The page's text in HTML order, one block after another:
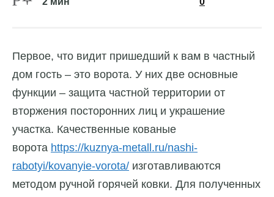
Первое, что видит пришедший к вам в частный
дом гость – это ворота. У них две основные
функции – защита частной территории от
вторжения посторонних лиц и украшение
участка. Качественные кованые
ворота https://kuznya-metall.ru/nashi-
rabotyi/kovanyie-vorota/ изготавливаются
методом ручной горячей ковки. Для полученных